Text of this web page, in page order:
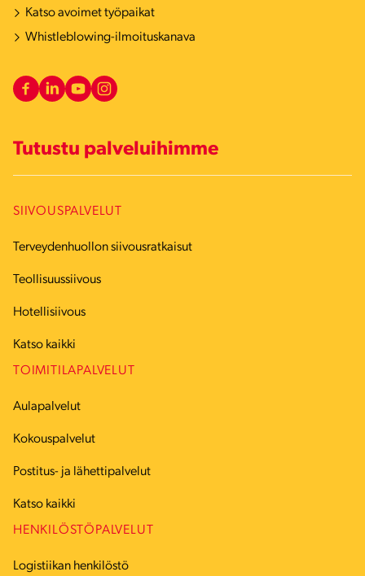
Katso avoimet työpaikat
Whistleblowing-ilmoituskanava
Tutustu palveluihimme
SIIVOUSPALVELUT
Terveydenhuollon siivousratkaisut
Teollisuussiivous
Hotellisiivous
Katso kaikki
TOIMITILAPALVELUT
Aulapalvelut
Kokouspalvelut
Postitus- ja lähettipalvelut
Katso kaikki
HENKILÖSTÖPALVELUT
Logistiikan henkilöstö